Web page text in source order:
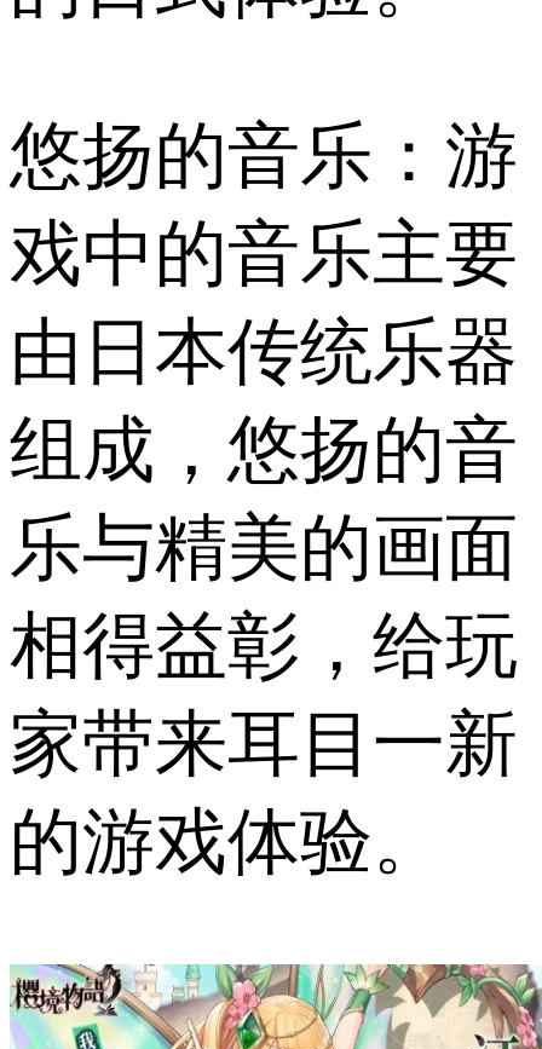
悠扬的音乐：游
戏中的音乐主要
由日本传统乐器
组成，悠扬的音
乐与精美的画面
相得益彰，给玩
家带来耳目一新
的游戏体验。